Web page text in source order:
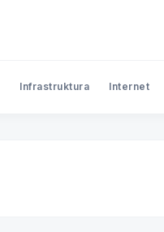
Infrastruktura Internet